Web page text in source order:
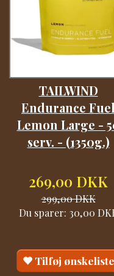
TAILWIND
Endurance Fuel
Lemon Large -
serv. - (1350g.)
269,00 DKK
299,00 DKK
Du sparer: 30,00
Tilføj ønskeliste